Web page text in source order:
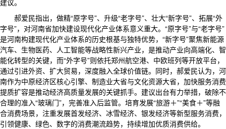
建议。
郝爱民指出，做精“原字号”、升级“老字号”、壮大“新字号”、拓展“外
字号”，对河南省加快建设现代化产业体系意义重大。“原字号”与“老字号”
是河南构建现代化产业体系的历史根基与独特优势，“新字号”聚焦新能源
汽车、生物医药、人工智能等战略性新兴产业，是推动产业向高端化、智
能化转型的关键，而“外字号”则依托郑州航空港、中欧班列等开放平台，
通过引进外资、扩大贸易，深度融入全球价值链。同时，郝爱民认为，河
南作为中原经济区核心引擎、制造业大省与文化资源大省，加快服务消费
提质扩容是推动经济高质量发展的关键抓手。建议出台有力举措，破除不
合理的准入“玻璃门”，完善准入后监管。培育发展“旅游＋”“美食＋”等融
合消费场景，注重发展首发经济、冰雪经济、银发经济等新型服务消费，
引领健康、绿色、数字的消费潮流趋势，持续增加优质消费供给。